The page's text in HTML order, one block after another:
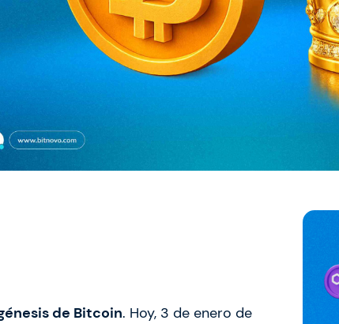
de Bitcoin. Hoy, 3 de enero de